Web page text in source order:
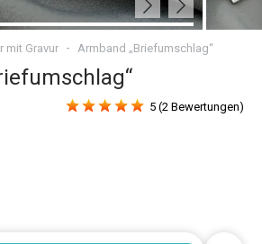
mit Gravur Armband „Briefumschlag“
5 (2 Bewertungen)